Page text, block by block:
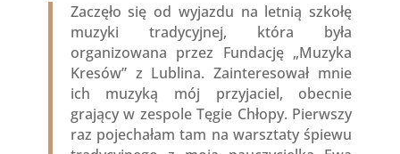
Zaczęło się od wyjazdu na letnią szkołę
muzyki tradycyjnej, która była
organizowana przez Fundację „Muzyka
Kresów” z Lublina. Zainteresował mnie
ich muzyką mój przyjaciel, obecnie
grający w zespole Tęgie Chłopy. Pierwszy
raz pojechałam tam na warsztaty śpiewu